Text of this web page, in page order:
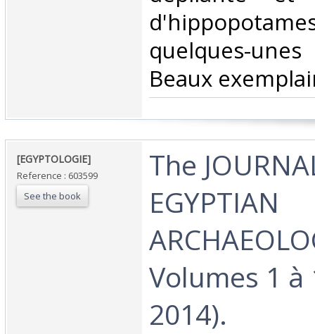
quelques-
Beaux
‎[EGYPTOLOGIE]‎
Reference : 603599
See the book
‎The
EGYPTIAN
Volumes 1 à
2014).‎